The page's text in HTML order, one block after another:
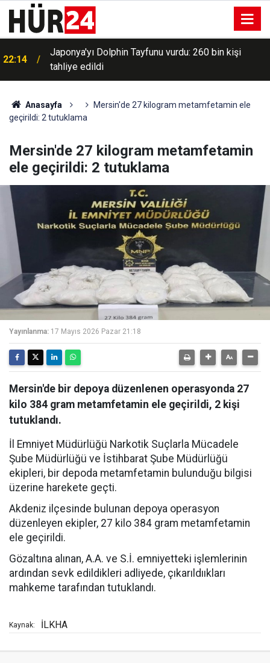
22:14
Japonya'yı Dolphin Tayfunu vurdu: 260 bin kişi
tahliye edildi
Anasayfa
Mersin'de 27 kilogram metamfetamin ele
geçirildi: 2 tutuklama
Mersin'de 27 kilogram metamfetamin
ele geçirildi: 2 tutuklama
Yayınlanma: 17 Mayıs 2026 Pazar 21:18
Mersin'de bir depoya düzenlenen operasyonda 27
kilo 384 gram metamfetamin ele geçirildi, 2 kişi
tutuklandı.
İl Emniyet Müdürlüğü Narkotik Suçlarla Mücadele
Şube Müdürlüğü ve İstihbarat Şube Müdürlüğü
ekipleri, bir depoda metamfetamin bulunduğu bilgisi
üzerine harekete geçti.
Akdeniz ilçesinde bulunan depoya operasyon
düzenleyen ekipler, 27 kilo 384 gram metamfetamin
ele geçirildi.
Gözaltına alınan, A.A. ve S.İ. emniyetteki işlemlerinin
ardından sevk edildikleri adliyede, çıkarıldııkları
mahkeme tarafından tutuklandı.
Kaynak: İLKHA